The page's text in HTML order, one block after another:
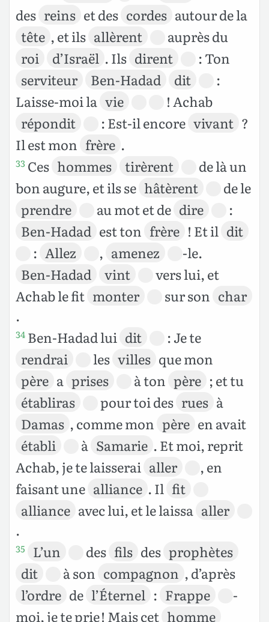
des reins et des cordes autour de la
tête , et ils allèrent
auprès du
roi
d’Israël . Ils dirent
: Ton
serviteur
Ben-Hadad dit
:
Laisse-moi la vie
! Achab
répondit
: Est-il encore vivant ?
Il est mon frère .
33 Ces hommes tirèrent
de là un
bon augure, et ils se hâtèrent
de le
prendre
au mot et de dire
:
Ben-Hadad est ton frère ! Et il dit
: Allez , amenez
-le.
Ben-Hadad
vint
vers lui, et
Achab le fit monter sur son char
.
34 Ben-Hadad lui dit
: Je te
rendrai
les villes que mon
père a prises à ton père ; et tu
établiras
pour toi des rues à
Damas , comme mon père en avait
établi
à Samarie . Et moi, reprit
Achab, je te laisserai aller
, en
faisant une alliance . Il fit
alliance avec lui, et le laissa aller
.
35 L’un des fils des prophètes
dit
à son compagnon , d’après
l’ordre de l’Éternel : Frappe
-
moi, je te prie ! Mais cet homme